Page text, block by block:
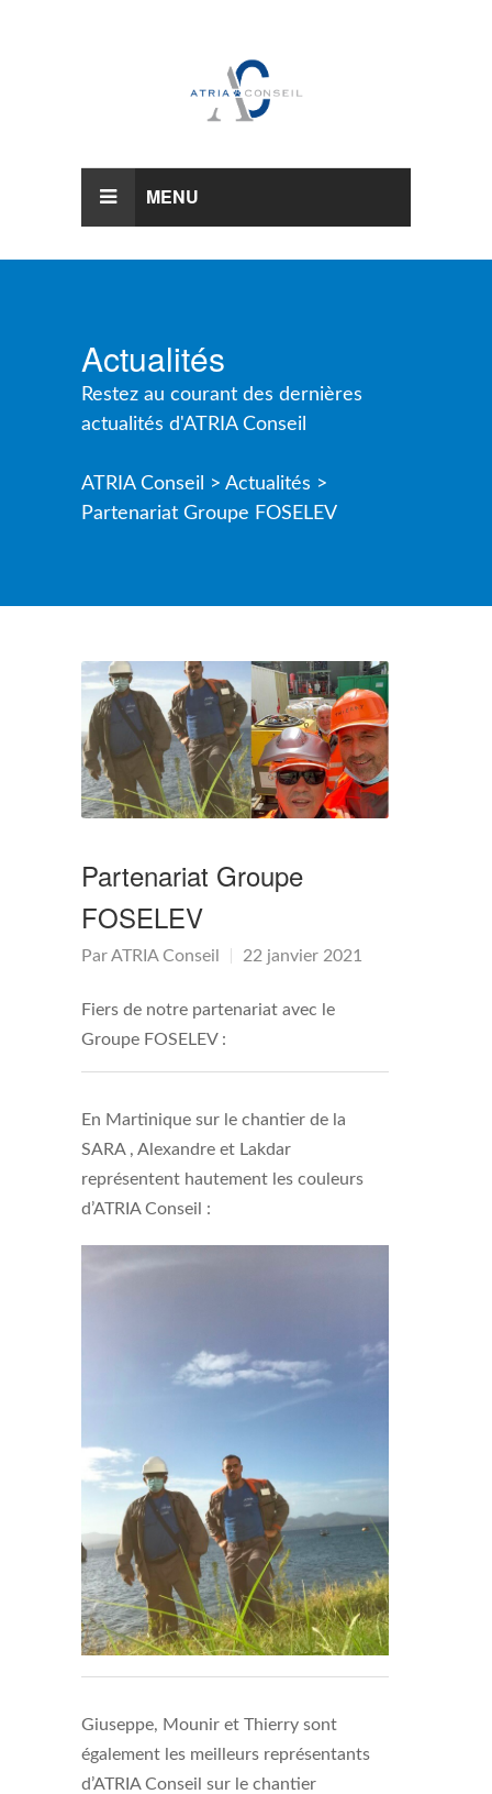
MENU
Actualités
Restez au courant des dernières
actualités d'ATRIA Conseil
ATRIA Conseil > Actualités >
Partenariat Groupe FOSELEV
Partenariat Groupe
FOSELEV
ParATRIA Conseil 22 janvier 2021
Fiers de notre partenariat avec le
Groupe FOSELEV :
En Martinique sur le chantier de la
SARA , Alexandre et Lakdar
représentent hautement les couleurs
d’ATRIA Conseil :
Giuseppe, Mounir et Thierry sont
également les meilleurs représentants
d’ATRIA Conseil sur le chantier